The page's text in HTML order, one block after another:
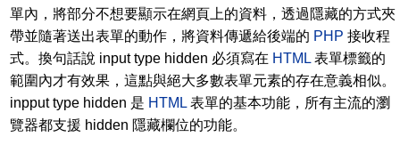
單內，將部分不想要顯示在網頁上的資料，透過隱藏的方式夾
帶並隨著送出表單的動作，將資料傳遞給後端的 PHP 接收程
式。換句話說 input type hidden 必須寫在 HTML 表單標籤的
範圍內才有效果，這點與絕大多數表單元素的存在意義相似。
inpput type hidden 是 HTML 表單的基本功能，所有主流的瀏
覽器都支援 hidden 隱藏欄位的功能。